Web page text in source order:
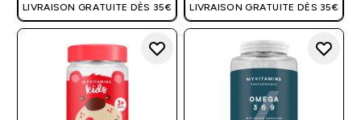
LIVRAISON GRATUITE DÈS 35€ LIVRAISON GRATUITE DÈS 35€